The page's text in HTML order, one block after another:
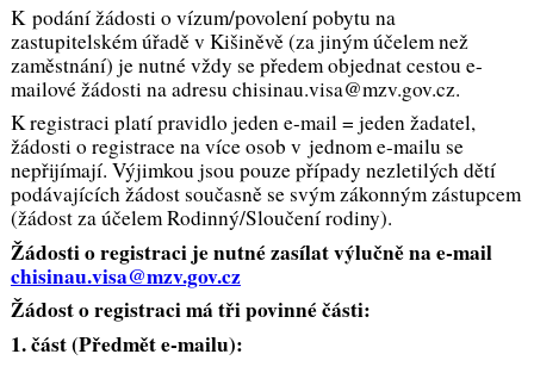
K podání žádosti o vízum/povolení pobytu na
zastupitelském úřadě v Kišiněvě (za jiným účelem než
zaměstnání) je nutné vždy se předem objednat cestou e-
mailové žádosti na adresu chisinau.visa@mzv.gov.cz.
K registraci platí pravidlo jeden e-mail = jeden žadatel,
žádosti o registrace na více osob v jednom e-mailu se
nepřijímají. Výjimkou jsou pouze případy nezletilých dětí
podávajících žádost současně se svým zákonným zástupcem
(žádost za účelem Rodinný/Sloučení rodiny).
Žádosti o registraci je nutné zasílat výlučně na e-mail
chisinau.visa@mzv.gov.cz
Žádost o registraci má tři povinné části:
1. část (Předmět e-mailu):